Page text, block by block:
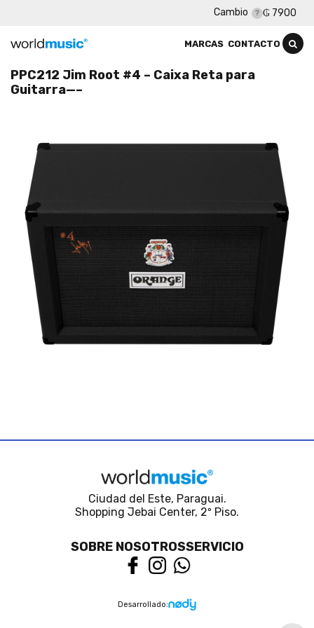
Cambio ₲ 7900
MARCAS CONTACTO
PPC212 Jim Root #4 – Caixa Reta para
Guitarra—–
Ciudad del Este, Paraguai.
Shopping Jebai Center, 2º Piso.
SOBRE NOSOTROSSERVICIO
Desarrollado: